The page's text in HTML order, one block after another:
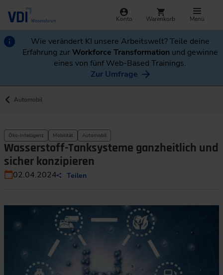
Konto Warenkorb Menü
Wie verändert KI unsere Arbeitswelt? Teile deine
Erfahrung zurWorkforce Transformation und gewinne
eines von fünf Web-Based Trainings.
Zur Umfrage
Automobil
Öko-Intelligenz Mobilität Automobil
Wasserstoff-Tanksysteme ganzheitlich und
sicher konzipieren
02.04.2024 Teilen